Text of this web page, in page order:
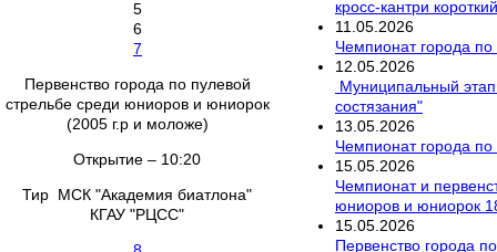
5
6
7
Первенство города по пулевой
стрельбе среди юниоров и юниорок
(2005 г.р и моложе)
Открытие – 10:20
Тир МСК "Академия биатлона"
КГАУ "РЦСС"
кросс-кантри
11 05 2026
Чемпионат города по
12 05 2026
Муниципальный этап
состязания"
13 05 2026
Чемпионат города по
15 05 2026
Чемпионат и
юниоров и юниорок
15 05 2026
Первенство города